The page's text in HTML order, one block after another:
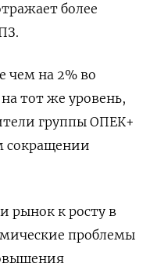
более
чем на 2% во
тот же уровень,
группы ОПЕК+
сокращении
рынок к росту в
проблемы